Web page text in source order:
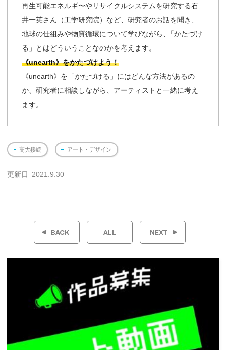
再生可能エネルギ〜やリサイクルシステムを研究する石
井一英さん（工学研究院）など、研究者のお話を聞き、
地球の仕組みや物質循環について学びながら、
「かたづけ
る」とはどういうことなのかを考えます。
《unearth》をかたづけよう！
《unearth》を「かたづける」にはどんな方法があるの
か、研究者に相談しながら、アーティストと一緒に考え
ます。
高大接続 アート・デザイン
更新日 2021.9.30
投
BACK ALL NEXT